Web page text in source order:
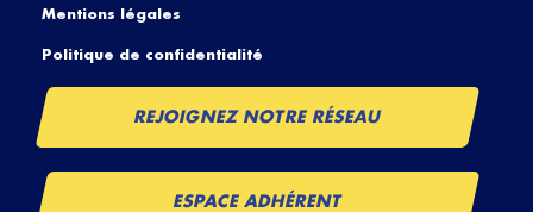
Mentions légales
Politique de confidentialité
REJOIGNEZ NOTRE RÉSEAU
ESPACE ADHÉRENT